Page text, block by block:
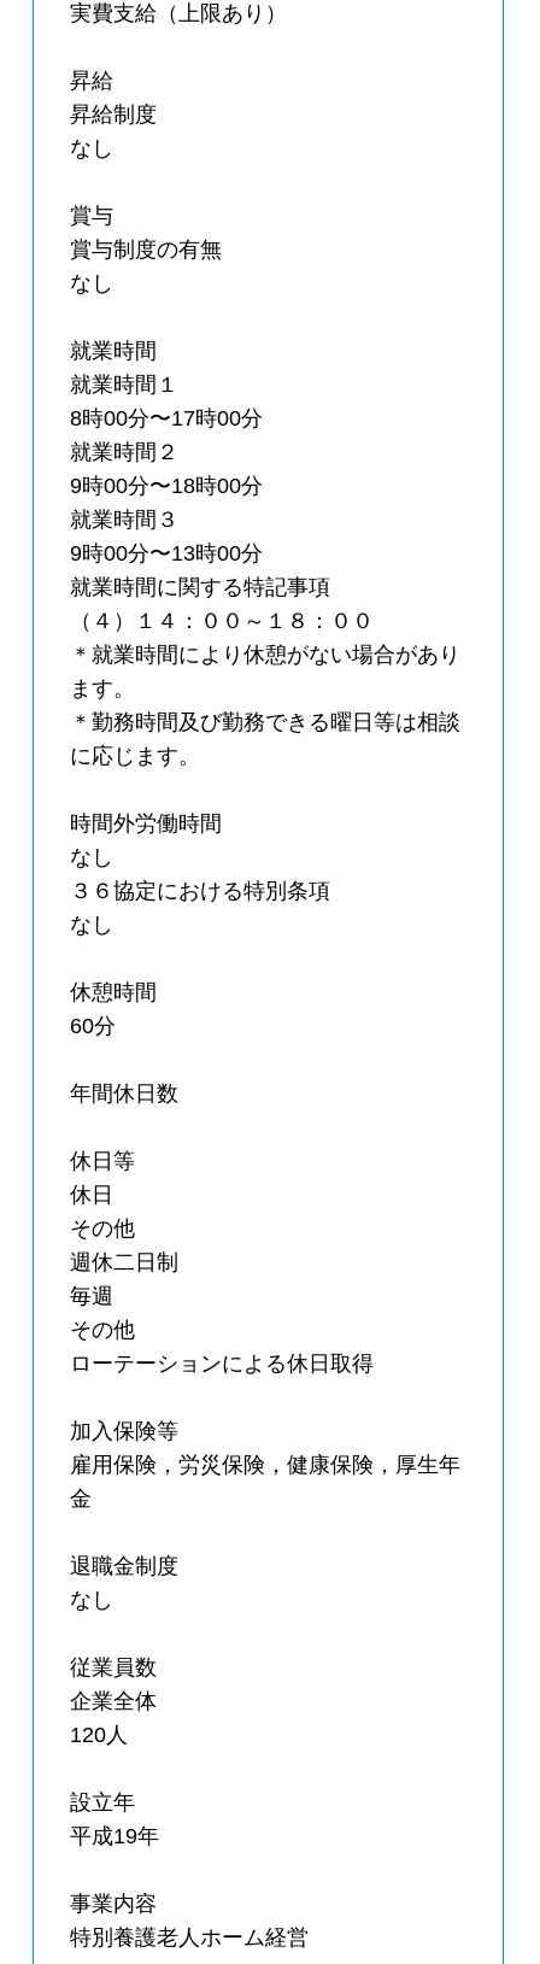
実費支給（上限あり）
昇給
昇給制度
なし
賞与
賞与制度の有無
なし
就業時間
就業時間１
8時00分〜17時00分
就業時間２
9時00分〜18時00分
就業時間３
9時00分〜13時00分
就業時間に関する特記事項
（４）１４：００～１８：００
＊就業時間により休憩がない場合があり
ます。
＊勤務時間及び勤務できる曜日等は相談
に応じます。
時間外労働時間
なし
３６協定における特別条項
なし
休憩時間
60分
年間休日数
休日等
休日
その他
週休二日制
毎週
その他
ローテーションによる休日取得
加入保険等
雇用保険，労災保険，健康保険，厚生年
金
退職金制度
なし
従業員数
企業全体
120人
設立年
平成19年
事業内容
特別養護老人ホーム経営